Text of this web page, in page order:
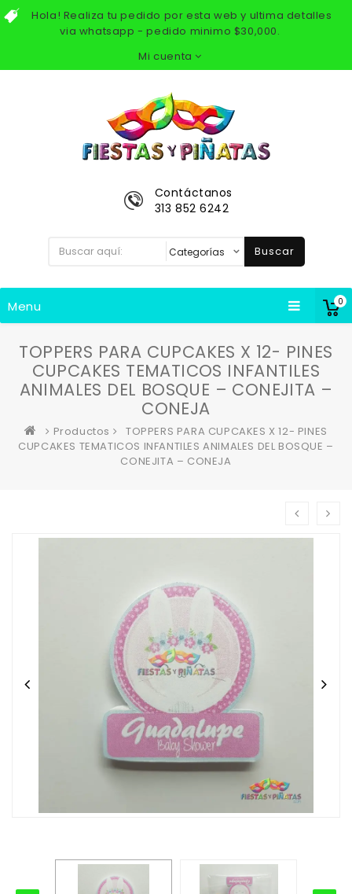
Hola! Realiza tu pedido por esta web y ultima detalles
via whatsapp - pedido minimo $30,000.
Mi cuenta
0
Contáctanos
313 852 6242
Buscar
Menu
TOPPERS PARA CUPCAKES X 12- PINES
CUPCAKES TEMATICOS INFANTILES
ANIMALES DEL BOSQUE – CONEJITA –
CONEJA
Productos
TOPPERS PARA CUPCAKES X 12- PINES
CUPCAKES TEMATICOS INFANTILES ANIMALES DEL BOSQUE –
CONEJITA – CONEJA